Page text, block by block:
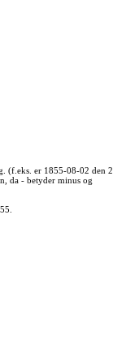
(f.eks. er 1855-08-02 den 2.
da - betyder minus og